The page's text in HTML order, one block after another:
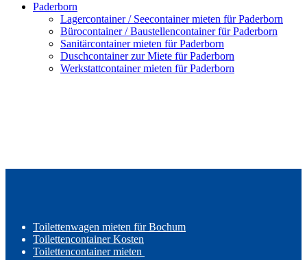
Paderborn
Lagercontainer / Seecontainer mieten für Paderborn
Bürocontainer / Baustellencontainer für Paderborn
Sanitärcontainer mieten für Paderborn
Duschcontainer zur Miete für Paderborn
Werkstattcontainer mieten für Paderborn
Toilettenwagen mieten für Bochum
Toilettencontainer Kosten
Toilettencontainer mieten